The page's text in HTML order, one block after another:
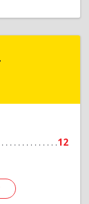
12
Алнэт
Назарово г,